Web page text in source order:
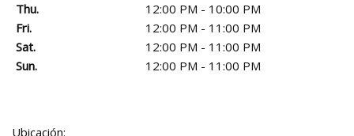
Thu.
12:00 PM - 10:00 PM
Fri.
12:00 PM - 11:00 PM
Sat.
12:00 PM - 11:00 PM
Sun.
12:00 PM - 11:00 PM
Ubicación: